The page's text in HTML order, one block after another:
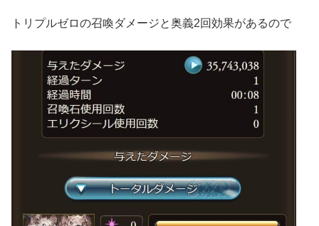
トリプルゼロの召喚ダメージと奥義2回効果があるので